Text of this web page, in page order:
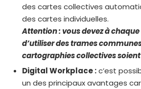
des cartes collectives
des cartes individuelles.
Attention : vous devez à
d’utiliser des trames
cartographies collectives
Digital Workplace :c’est
un des principaux avantages